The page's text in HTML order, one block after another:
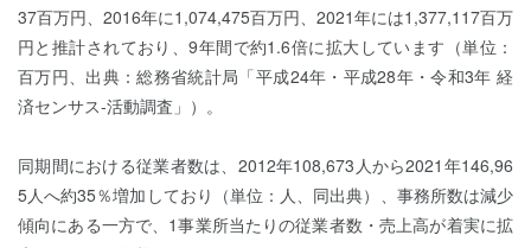
37百万円、2016年に1,074,475百万円、2021年には1,377,117百万
円と推計されており、9年間で約1.6倍に拡大しています（単位：
百万円、出典：総務省統計局「平成24年・平成28年・令和3年 経
済センサス-活動調査」）。
同期間における従業者数は、2012年108,673人から2021年146,96
5人へ約35％増加しており（単位：人、同出典）、事務所数は減少
傾向にある一方で、1事業所当たりの従業者数・売上高が着実に拡